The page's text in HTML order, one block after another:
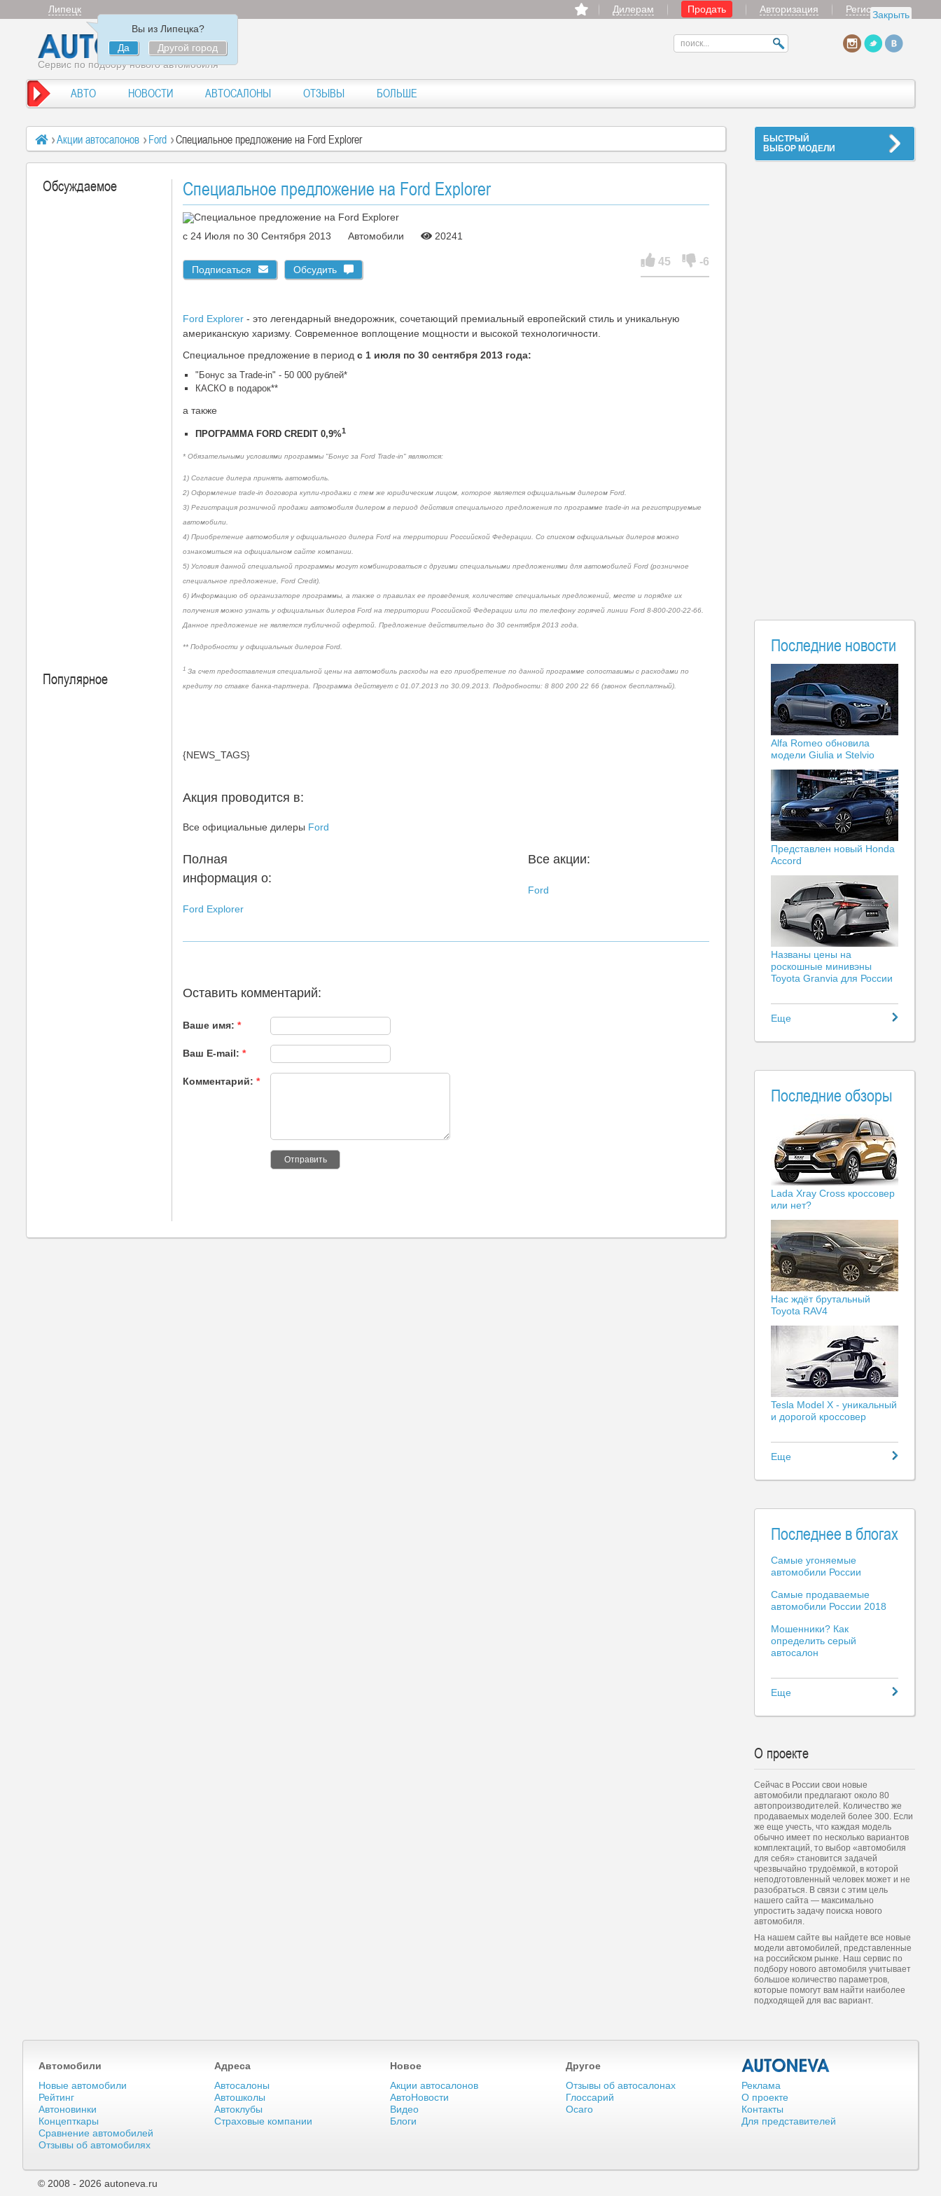
Закрыть
Липецк
Вы из Липецка?
Да
Другой город
Дилерам Продать Авторизация Регистрация
Сервис по подбору нового автомобиля
АВТО НОВОСТИ АВТОСАЛОНЫ ОТЗЫВЫ БОЛЬШЕ
БЫСТРЫЙ
ВЫБОР МОДЕЛИ
Последние новости
Alfa Romeo обновила
модели Giulia и Stelvio
Представлен новый Honda
Accord
Названы цены на
роскошные минивэны
Toyota Granvia для России
Еще
Последние обзоры
Lada Xray Cross кроссовер
или нет?
Нас ждёт брутальный
Toyota RAV4
Tesla Model X - уникальный
и дорогой кроссовер
Еще
Последнее в блогах
Самые угоняемые
автомобили России
Самые продаваемые
автомобили России 2018
Мошенники? Как
определить серый
автосалон
Еще
О проекте
Сейчас в России свои новые
автомобили предлагают около 80
автопроизводителей. Количество же
продаваемых моделей более 300. Если
же еще учесть, что каждая модель
обычно имеет по несколько вариантов
комплектаций, то выбор «автомобиля
для себя» становится задачей
чрезвычайно трудоёмкой, в которой
неподготовленный человек может и не
разобраться. В связи с этим цель
нашего сайта — максимально
упростить задачу поиска нового
автомобиля.
На нашем сайте вы найдете все новые
модели автомобилей, представленные
на российском рынке. Наш сервис по
подбору нового автомобиля учитывает
большое количество параметров,
которые помогут вам найти наиболее
подходящей для вас вариант.
Акции автосалонов Ford Специальное предложение на Ford Explorer
Обсуждаемое
Популярное
Специальное предложение на Ford Explorer
c 24 Июля по 30 Сентября 2013 Автомобили 20241
Подписаться Обсудить
45 -6
Ford Explorer - это легендарный внедорожник, сочетающий премиальный европейский стиль и уникальную
американскую харизму. Современное воплощение мощности и высокой технологичности.
Специальное предложение в период с 1 июля по 30 сентября 2013 года:
"Бонус за Trade-in" - 50 000 рублей*
КАСКО в подарок**
а также
ПРОГРАММА FORD CREDIT 0,9%1
* Обязательными условиями программы "Бонус за Ford Trade-in" являются:
1) Согласие дилера принять автомобиль.
2) Оформление trade-in договора купли-продажи с тем же юридическим лицом, которое является официальным дилером Ford.
3) Регистрация розничной продажи автомобиля дилером в период действия специального предложения по программе trade-in на регистрируемые
автомобили.
4) Приобретение автомобиля у официального дилера Ford на территории Российской Федерации. Со списком официальных дилеров можно
ознакомиться на официальном сайте компании.
5) Условия данной специальной программы могут комбинироваться с другими специальными предложениями для автомобилей Ford (розничное
специальное предложение, Ford Credit).
6) Информацию об организаторе программы, а также о правилах ее проведения, количестве специальных предложений, месте и порядке их
получения можно узнать у официальных дилеров Ford на территории Российской Федерации или по телефону горячей линии Ford 8-800-200-22-66.
Данное предложение не является публичной офертой. Предложение действительно до 30 сентября 2013 года.
** Подробности у официальных дилеров Ford.
1 За счет предоставления специальной цены на автомобиль расходы на его приобретение по данной программе сопоставимы с расходами по
кредиту по ставке банка-партнера. Программа действует с 01.07.2013 по 30.09.2013. Подробности: 8 800 200 22 66 (звонок бесплатный).
{NEWS_TAGS}
Акция проводится в:
Все официальные дилеры Ford
Полная
информация о:
Ford Explorer
Все акции:
Ford
Оставить комментарий:
Ваше имя: *
Ваш E-mail: *
Комментарий: *
Отправить
Автомобили Адреса Новое
Другое
Новые автомобили
Рейтинг
Автоновинки
Концепткары
Сравнение автомобилей
Отзывы об автомобилях
Автосалоны
Автошколы
Автоклубы
Страховые компании
Акции автосалонов
АвтоНовости
Видео
Блоги
Отзывы об автосалонах
Глоссарий
Осаго
Реклама
О проекте
Контакты
Для представителей
© 2008 - 2026 autoneva.ru